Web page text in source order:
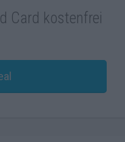
Card kostenfrei